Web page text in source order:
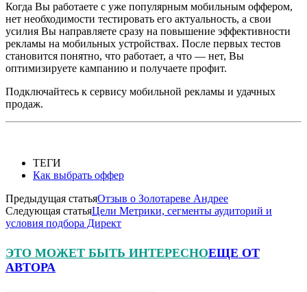
Когда Вы работаете с уже популярным мобильным оффером,
нет необходимости тестировать его актуальность, а свои
усилия Вы направляете сразу на повышение эффективности
рекламы на мобильных устройствах. После первых тестов
становится понятно, что работает, а что — нет, Вы
оптимизируете кампанию и получаете профит.
Подключайтесь к сервису мобильной рекламы и удачных
продаж.
ТЕГИ
Как выбрать оффер
Предыдущая статьяОтзыв о Золотареве Андрее
Следующая статьяЦели Метрики, сегменты аудиторий и
условия подбора Директ
ЭТО МОЖЕТ БЫТЬ ИНТЕРЕСНОЕЩЕ ОТ
АВТОРА